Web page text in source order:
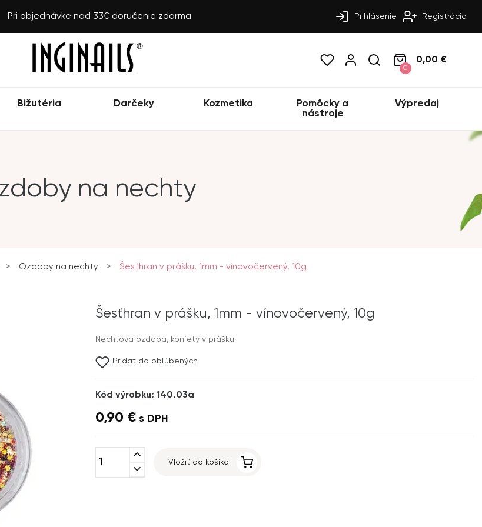
Pri objednávke nad 33€ doručenie zdarma Prihlásenie Registrácia
0
0,00 €
Bižutéria Darčeky Kozmetika
Pomôcky a
nástroje
Výpredaj
na nechty
> Ozdoby na nechty > Šesťhran v prášku, 1mm - vínovočervený, 10g
Šesťhran v prášku, 1mm - vínovočervený, 10g
Nechtová ozdoba, konfety v prášku.
Pridať do obľúbených
Kód výrobku: 140.03a
0,90 € s DPH
expand_less
expand_more
Vložiť do košíka